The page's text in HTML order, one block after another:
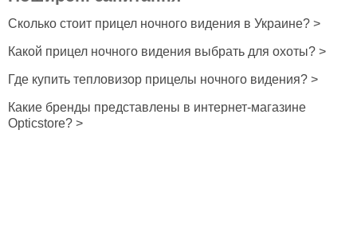
Сколько стоит прицел ночного видения в Украине? >
Какой прицел ночного видения выбрать для охоты? >
Где купить тепловизор прицелы ночного видения? >
Какие бренды представлены в интернет-магазине
Opticstore? >